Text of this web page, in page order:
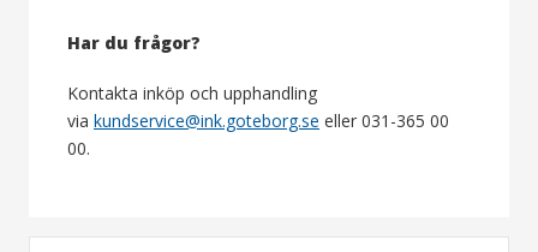
Har du frågor?
Kontakta inköp och upphandling
via kundservice@ink.goteborg.se eller 031-365 00
00.